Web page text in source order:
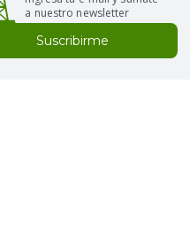
a nuestro newsletter
Suscribirme